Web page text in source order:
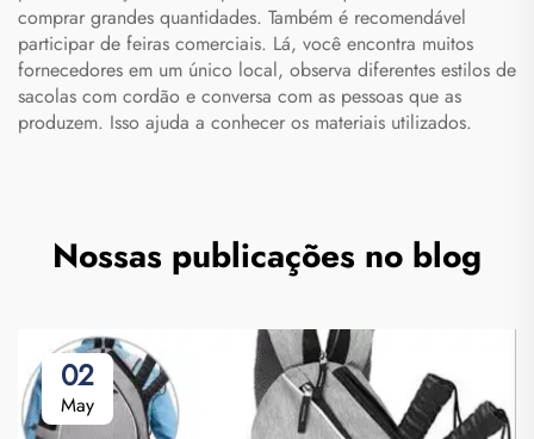
comprar grandes quantidades. Também é recomendável
participar de feiras comerciais. Lá, você encontra muitos
fornecedores em um único local, observa diferentes estilos de
sacolas com cordão e conversa com as pessoas que as
produzem. Isso ajuda a conhecer os materiais utilizados.
Nossas publicações no blog
02
May